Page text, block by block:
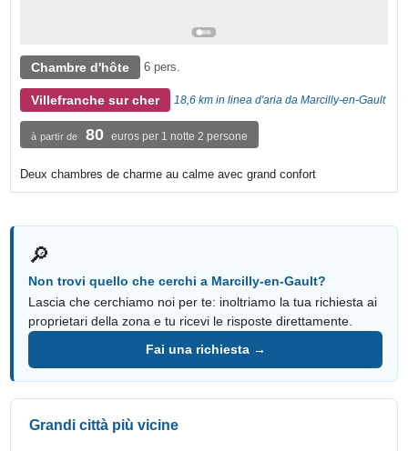
Chambre d'hôte 6 pers.
Villefranche sur cher 18,6 km in linea d'aria da Marcilly-en-Gault
à partir de 80 euros per 1 notte 2 persone
Deux chambres de charme au calme avec grand confort
🔎
Non trovi quello che cerchi a Marcilly-en-Gault?
Lascia che cerchiamo noi per te: inoltriamo la tua richiesta ai
proprietari della zona e tu ricevi le risposte direttamente.
Fai una richiesta →
Grandi città più vicine